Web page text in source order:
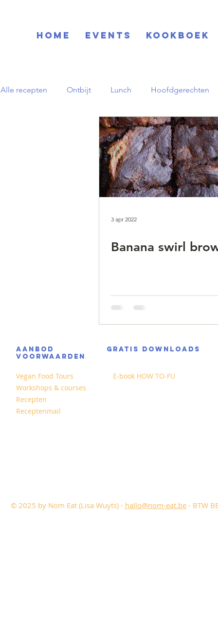
Home EVENTS KOOKBOEK
Alle recepten Ontbijt Lunch Hoofdgerechten
Basisrecepten Drinks Feestdagen
Herfst pornstar martini
3 apr 2022
Banana swirl
AANBOD
GRATIS DOWNLOADS
VOORWAARDEN
Vegan Food Tours
Workshops & courses
Recepten
Receptenmail
E-book HOW TO-FU
© 2025 by Nom Eat (Lisa Wuyts) - hallo@nom-eat.be- BTW